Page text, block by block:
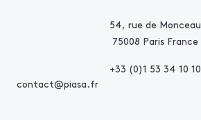
54, rue de Monceau
75008 Paris France
+33 (0)1 53 34 10 10
contact@piasa.fr